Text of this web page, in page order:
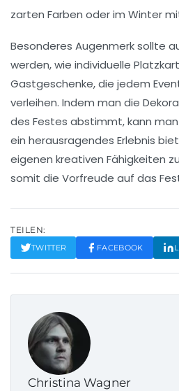
zarten Farben oder im Winter
Besonderes Augenmerk sollte
werden, wie individuelle
Gastgeschenke, die jedem
verleihen. Indem man die
des Festes abstimmt, kann
ein herausragendes Erlebnis
eigenen kreativen Fähigkeiten
somit die Vorfreude auf das
TEILEN:
TWITTER FACEBOOK
Christina Wagner